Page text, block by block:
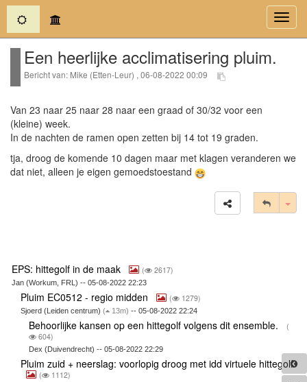
(current)
Een heerlijke acclimatisering pluim.
Bericht van: Mike (Etten-Leur) , 06-08-2022 00:09
Van 23 naar 25 naar 28 naar een graad of 30/32 voor een
(kleine) week.
In de nachten de ramen open zetten bij 14 tot 19 graden.
tja, droog de komende 10 dagen maar met klagen veranderen we
dat niet, alleen je eigen gemoedstoestand
EPS: hittegolf in de maak ( 2617)
Jan (Workum, FRL) -- 05-08-2022 22:23
Pluim EC0512 - regio midden ( 1279)
Sjoerd (Leiden centrum) ( 13m) -- 05-08-2022 22:24
Behoorlijke kansen op een hittegolf volgens dit ensemble.
(
604)
Dex (Duivendrecht) -- 05-08-2022 22:29
Pluim zuid + neerslag: voorlopig droog met idd virtuele hittegolf
( 1112)